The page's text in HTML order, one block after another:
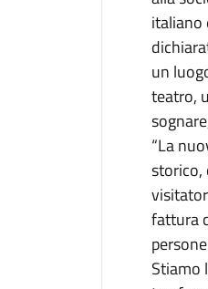
italiano
un
teatro,
“La
storico,
fattura
Stiamo